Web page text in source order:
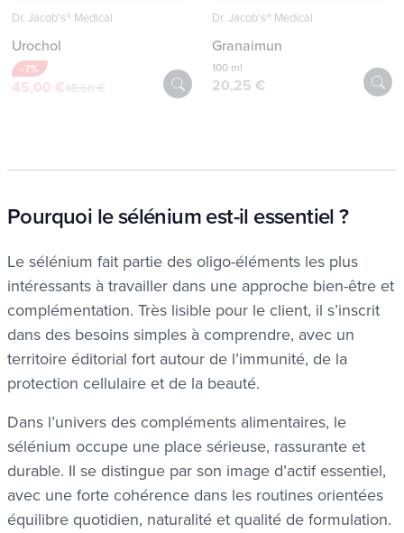
Dr. Jacob's® Medical
Urochol
-7%
45,00 €48,60 €
Dr. Jacob's® Medical
Granaimun
100 ml
20,25 €
Pourquoi le sélénium est-il essentiel ?
Le sélénium fait partie des oligo-éléments les plus
intéressants à travailler dans une approche bien-être et
complémentation. Très lisible pour le client, il s’inscrit
dans des besoins simples à comprendre, avec un
territoire éditorial fort autour de l’immunité, de la
protection cellulaire et de la beauté.
Dans l’univers des compléments alimentaires, le
sélénium occupe une place sérieuse, rassurante et
durable. Il se distingue par son image d’actif essentiel,
avec une forte cohérence dans les routines orientées
équilibre quotidien, naturalité et qualité de formulation.